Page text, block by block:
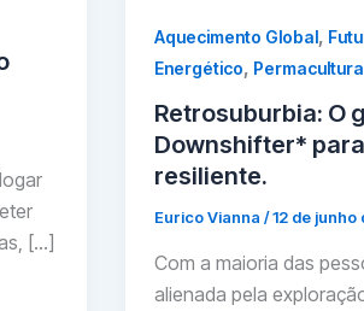
[…]
Aquecimento Global,
Energético, Permacultura
Retrosuburbia: O
Downshifter*
resiliente.
Eurico Vianna /12 de junho
Com a maioria das
alienada pela